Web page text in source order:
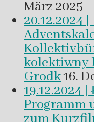
März 2025
20.12.2024
kolektiwny
Grodk16.
19.12.2024
Programm